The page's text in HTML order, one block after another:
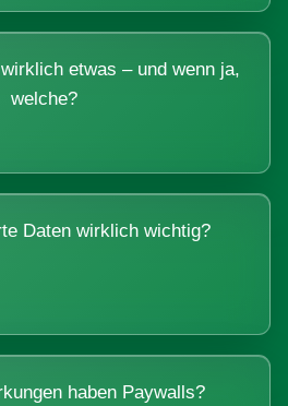
etwas – und wenn ja,
welche?
Daten wirklich wichtig?
haben Paywalls?